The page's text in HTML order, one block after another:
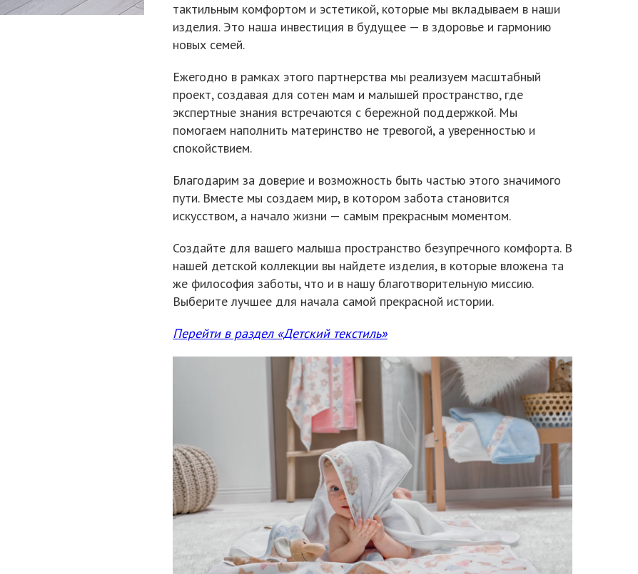
тактильным комфортом и эстетикой, которые мы вкладываем в наши
изделия. Это наша инвестиция в будущее — в здоровье и гармонию
новых семей.
Ежегодно в рамках этого партнерства мы реализуем масштабный
проект, создавая для сотен мам и малышей пространство, где
экспертные знания встречаются с бережной поддержкой. Мы
помогаем наполнить материнство не тревогой, а уверенностью и
спокойствием.
Благодарим за доверие и возможность быть частью этого значимого
пути. Вместе мы создаем мир, в котором забота становится
искусством, а начало жизни — самым прекрасным моментом.
Создайте для вашего малыша пространство безупречного комфорта. В
нашей детской коллекции вы найдете изделия, в которые вложена та
же философия заботы, что и в нашу благотворительную миссию.
Выберите лучшее для начала самой прекрасной истории.
Перейти в раздел «Детский текстиль»